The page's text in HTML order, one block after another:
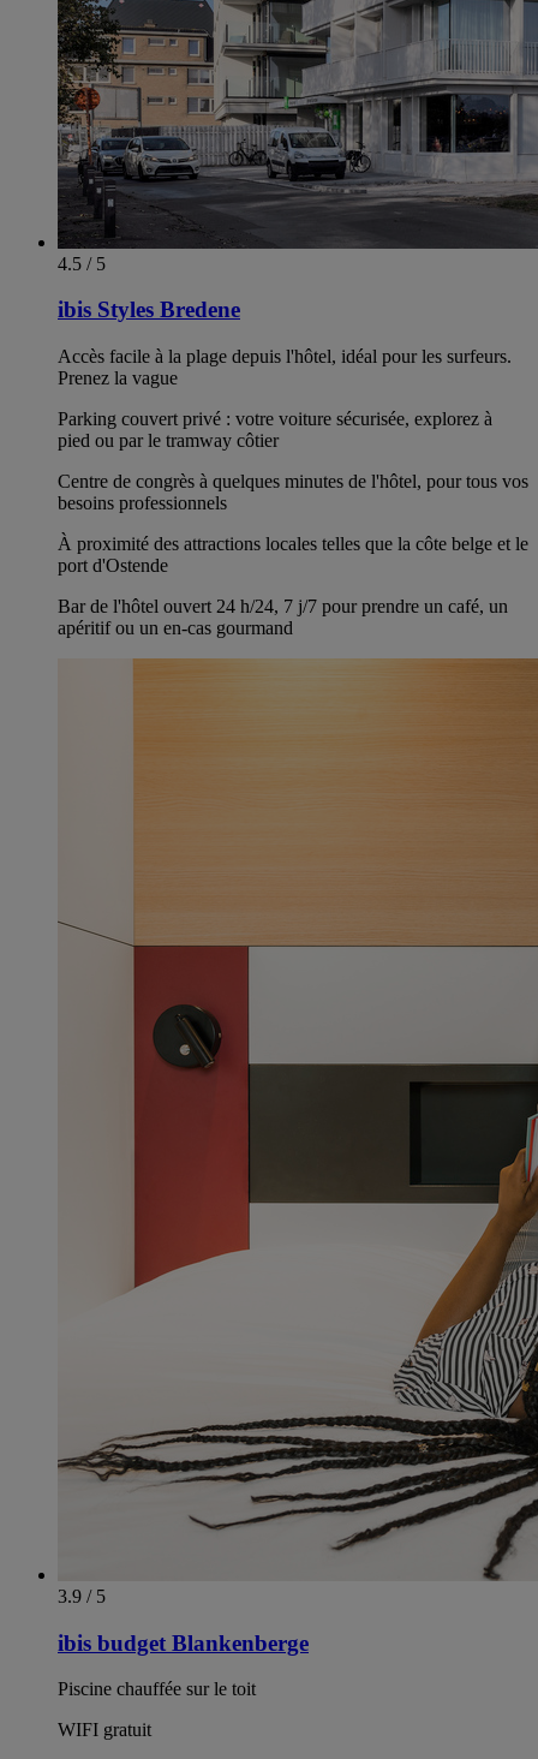
4.5 / 5
ibis Styles Bredene
Accès facile à la plage depuis l'hôtel, idéal pour les surfeurs.
Prenez la vague
Parking couvert privé : votre voiture sécurisée, explorez à
pied ou par le tramway côtier
Centre de congrès à quelques minutes de l'hôtel, pour tous vos
besoins professionnels
À proximité des attractions locales telles que la côte belge et le
port d'Ostende
Bar de l'hôtel ouvert 24 h/24, 7 j/7 pour prendre un café, un
apéritif ou un en-cas gourmand
3.9 / 5
ibis budget Blankenberge
Piscine chauffée sur le toit
WIFI gratuit